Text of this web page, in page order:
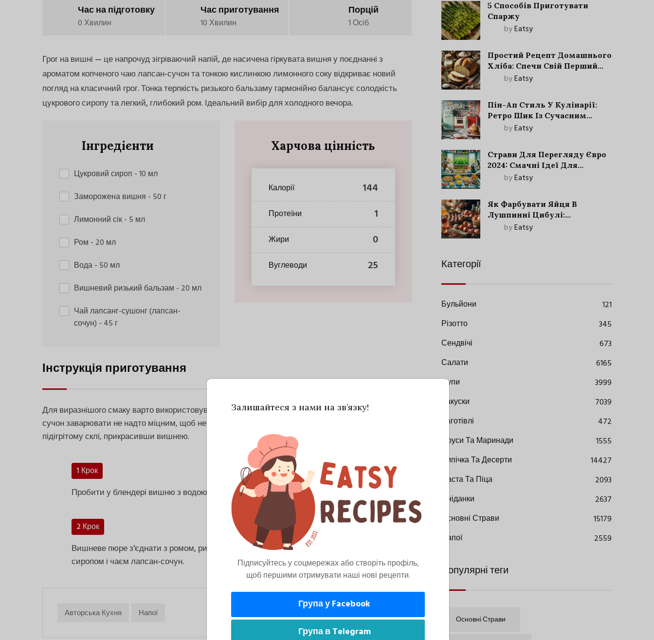
Час на підготовку
0 Хвилин
Час приготування
10 Хвилин
Порцій
1 Осіб
Грог на вишні — це напрочуд зігріваючий напій, де насичена гіркувата вишня у поєднанні з
ароматом копченого чаю лапсан-сучон та тонкою кислинкою лимонного соку відкриває новий
погляд на класичний грог. Тонка терпкість ризького бальзаму гармонійно балансує солодкість
цукрового сиропу та легкий, глибокий ром. Ідеальний вибір для холодного вечора.
Інгредієнти
Цукровий сироп - 10 мл
Заморожена вишня - 50 г
Лимонний сік- 5 мл
Ром - 20 мл
Вода- 50 мл
Вишневий ризький бальзам - 20 мл
Чай лапсанг-сушонг (лапсан-
сочун) - 45 г
Харчова цінність
Калорії 144
Протеїни 1
Жири 0
Вуглеводи 25
Інструкція приготування
Для виразнішого смаку варто використовувати лише стиглу, ароматну вишню, а чай лапсан-
сучон заварювати не надто міцним, щоб не перебити фруктові ноти. Подавати рекомендую у
підігрітому склі, прикрасивши вишнею.
1 Крок
Пробити у блендері вишню з водою. Процідити. Вийде пюре.
2 Крок
Вишневе пюре з'єднати з ромом, ризьким бальзамом, лимонним соком, цукровим
сиропом і чаєм лапсан-сочун.
Авторська Кухня Напої
5 Способів Приготувати
Спаржу
byEatsy
Простий Рецепт Домашнього
Хліба: Спечи Свій Перший
Запашний Хліб!
byEatsy
Пін-Ап Стиль У Кулінарії:
Ретро Шик Із Сучасним
Акцентом
byEatsy
Страви Для Перегляду Євро
2024: Смачні Ідеї Для
Футбольного Свята
byEatsy
Як Фарбувати Яйця В
Лушпинні Цибулі:
Старовинний Метод З
byEatsy
Категорії
Бульйони
121
Різотто
345
Сендвічі
673
Салати
6165
Супи
3999
Закуски
7039
Заготівлі
472
Соуси Та Маринади
1555
Випічка Та Десерти
14427
Паста Та Піца
2093
Сніданки
2637
Основні Страви
15179
Напої
2559
Популярні теги
Основні Страви
Залишайтеся з нами на зв’язку!
Підписуйтесь у соцмережах або створіть профіль,
щоб першими отримувати наші нові рецепти.
Група у Facebook
Група в Telegram